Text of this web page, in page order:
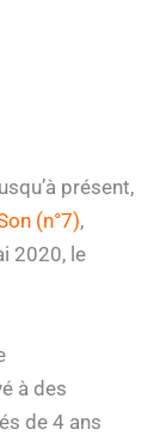
présent,
(n°7),
2020, le
à des
de 4 ans